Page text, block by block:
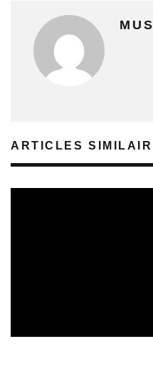
ARTICLES